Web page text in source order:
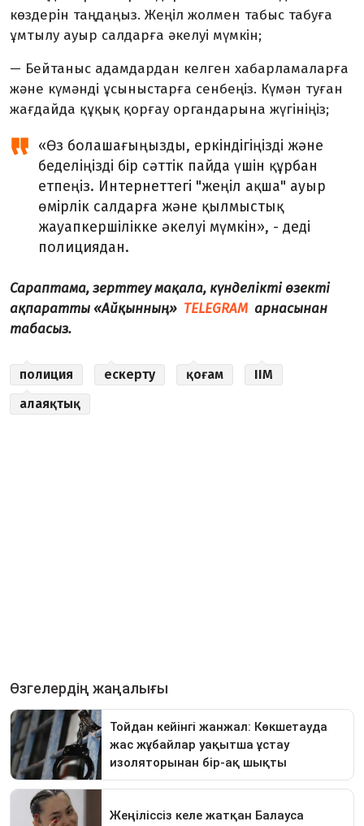
көздерін таңдаңыз. Жеңіл жолмен табыс табуға
ұмтылу ауыр салдарға әкелуі мүмкін;
— Бейтаныс адамдардан келген хабарламаларға
және күмәнді ұсыныстарға сенбеңіз. Күмән туған
жағдайда құқық қорғау органдарына жүгініңіз;
«Өз болашағыңызды, еркіндігіңізді және
беделіңізді бір сәттік пайда үшін құрбан
етпеңіз. Интернеттегі "жеңіл ақша" ауыр
өмірлік салдарға және қылмыстық
жауапкершілікке әкелуі мүмкін», - деді
полициядан.
Сараптама, зерттеу мақала, күнделікті өзекті
ақпаратты «Айқынның» TELEGRAM арнасынан
табасыз.
полиция ескерту қоғам
ІІМ
алаяқтық